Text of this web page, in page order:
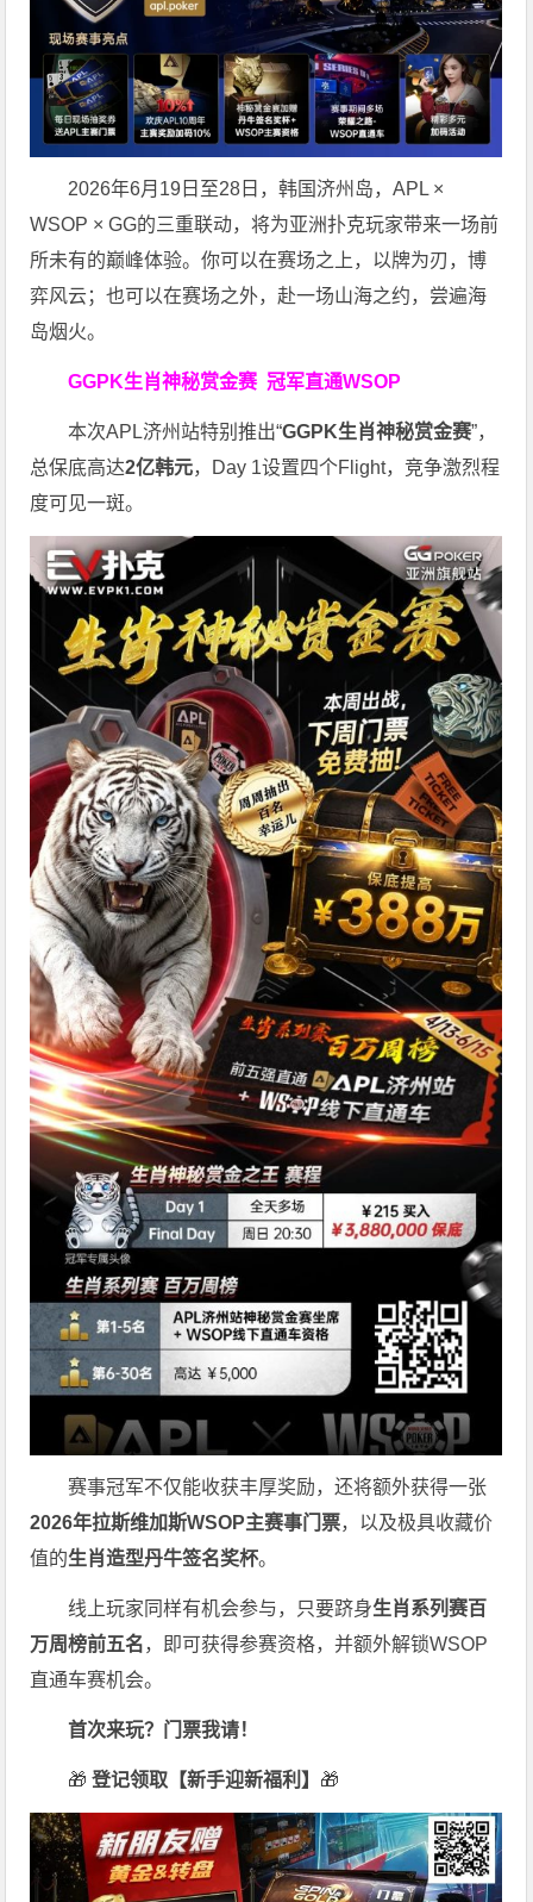
2026年6月19日至28日，韩国济州岛，APL ×
WSOP × GG的三重联动，将为亚洲扑克玩家带来一场前
所未有的巅峰体验。你可以在赛场之上，以牌为刃，博
弈风云；也可以在赛场之外，赴一场山海之约，尝遍海
岛烟火。
GGPK生肖神秘赏金赛冠军直通WSOP
本次APL济州站特别推出“GGPK生肖神秘赏金赛”，
总保底高达2亿韩元，Day 1设置四个Flight，竞争激烈程
度可见一斑。
赛事冠军不仅能收获丰厚奖励，还将额外获得一张
2026年拉斯维加斯WSOP主赛事门票，以及极具收藏价
值的生肖造型丹牛签名奖杯。
线上玩家同样有机会参与，只要跻身生肖系列赛百
万周榜前五名，即可获得参赛资格，并额外解锁WSOP
直通车赛机会。
首次来玩？门票我请！
🎁 登记领取【新手迎新福利】 🎁